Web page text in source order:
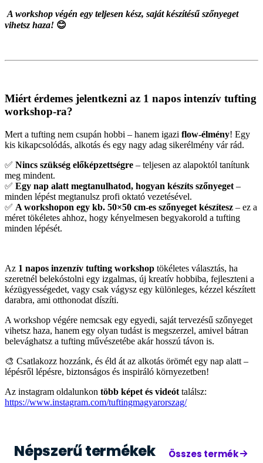
A workshop végén egy teljesen kész, saját készítésű szőnyeget
vihetsz haza! 😊
Miért érdemes jelentkezni az 1 napos intenzív tufting
workshop-ra?
Mert a tufting nem csupán hobbi – hanem igazi flow-élmény! Egy
kis kikapcsolódás, alkotás és egy nagy adag sikerélmény vár rád.
✅ Nincs szükség előképzettségre – teljesen az alapoktól tanítunk
meg mindent.
✅ Egy nap alatt megtanulhatod, hogyan készíts szőnyeget –
minden lépést megtanulsz profi oktató vezetésével.
✅ A workshopon egy kb. 50×50 cm-es szőnyeget készítesz – ez a
méret tökéletes ahhoz, hogy kényelmesen begyakorold a tufting
minden lépését.
Az 1 napos inzenzív tufting workshop tökéletes választás, ha
szeretnél belekóstolni egy izgalmas, új kreatív hobbiba, fejleszteni a
kézügyességedet, vagy csak vágysz egy különleges, kézzel készített
darabra, ami otthonodat díszíti.
A workshop végére nemcsak egy egyedi, saját tervezésű szőnyeget
vihetsz haza, hanem egy olyan tudást is megszerzel, amivel bátran
belevághatsz a tufting művészetébe akár hosszú távon is.
🎨 Csatlakozz hozzánk, és éld át az alkotás örömét egy nap alatt –
lépésről lépésre, biztonságos és inspiráló környezetben!
Az instagram oldalunkon több képet és videót találsz:
https://www.instagram.com/tuftingmagyarorszag/
Népszerű termékek Összes termék